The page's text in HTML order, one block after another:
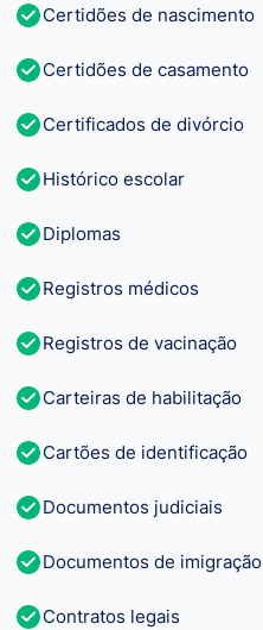
Certidões de nascimento
Certidões de casamento
Certificados de divórcio
Histórico escolar
Diplomas
Registros médicos
Registros de vacinação
Carteiras de habilitação
Cartões de identificação
Documentos judiciais
Documentos de imigração
Contratos legais